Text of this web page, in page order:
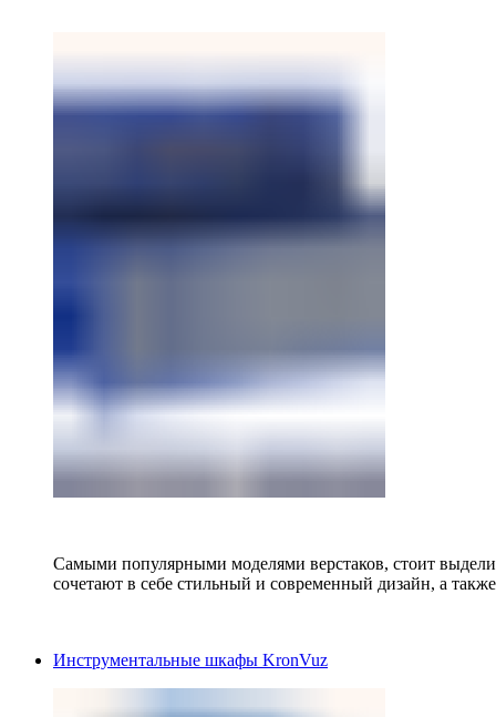
Самыми популярными моделями верстаков, стоит
сочетают в себе стильный и современный дизайн, а
Инструментальные шкафы KronVuz